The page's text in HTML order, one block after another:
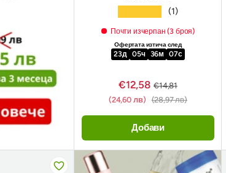
(1)
Почти изчерпан (3 броя)
Офертата изтича след
23д 05ч 36м 06с
€12,58 €14,81
(24,60 лв) (28,97 лв)
Добави